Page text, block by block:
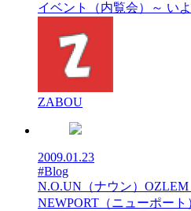
イベント（内覧会）～ い
ZABOU
2009.01.23
#Blog
N.O.UN（ナウン）OZLEM
NEWPORT（ニューポート